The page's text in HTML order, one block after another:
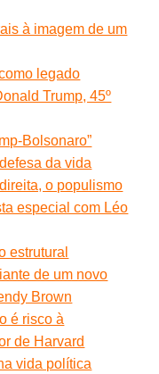
à imagem de um
legado
Trump, 45º
Bolsonaro”
da vida
o populismo
especial com Léo
estrutural
de um novo
Brown
é risco à
de Harvard
vida política